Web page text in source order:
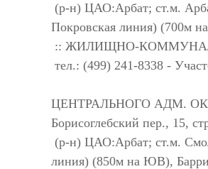
(р-н) ЦАО:Арбат; ст.м.
Покровская линия) (700м
:: ЖИЛИЩНО-
тел.: (499) 241-8338 -
ЦЕНТРАЛЬНОГО АДМ.
Борисоглебский пер., 15,
(р-н) ЦАО:Арбат; ст.м.
линия) (850м на ЮВ),